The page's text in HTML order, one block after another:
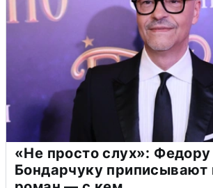
«Не просто слух»: Федору
Бондарчуку приписывают